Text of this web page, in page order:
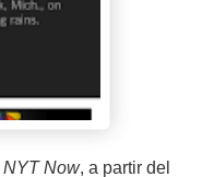
NYT Now, a partir del